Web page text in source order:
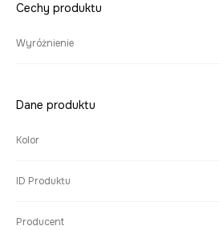
Cechy produktu
Wyróżnienie
Dane produktu
Kolor
ID Produktu
Producent